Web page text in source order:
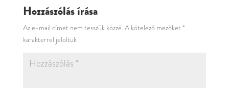
Hozzászólás írása
Az e-mail címet nem tesszük közzé. A kötelező mezőket *
karakterrel jelöltük